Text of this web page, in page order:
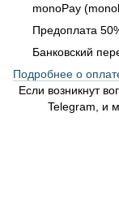
monoPay
Предоплата
Банковский
Подробнее о
Если возникнут
Telegram, и